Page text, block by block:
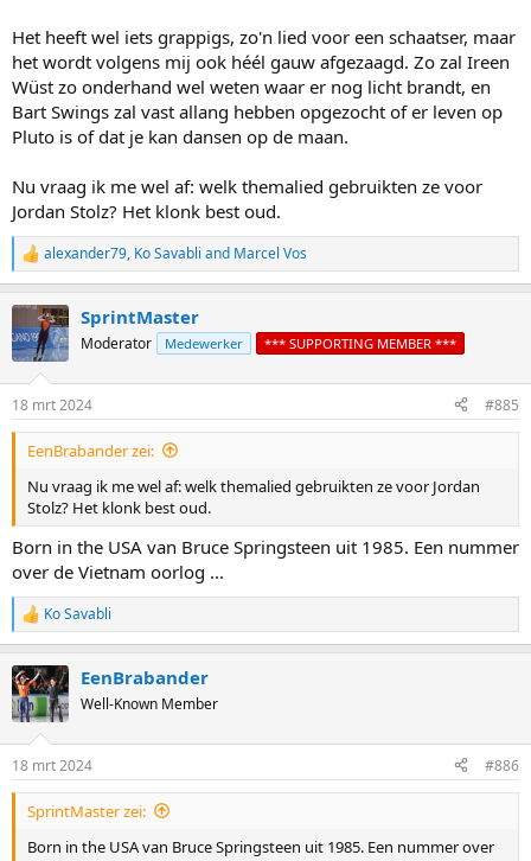
Het heeft wel iets grappigs, zo'n lied voor een schaatser, maar
het wordt volgens mij ook héél gauw afgezaagd. Zo zal Ireen
Wüst zo onderhand wel weten waar er nog licht brandt, en
Bart Swings zal vast allang hebben opgezocht of er leven op
Pluto is of dat je kan dansen op de maan.
Nu vraag ik me wel af: welk themalied gebruikten ze voor
Jordan Stolz? Het klonk best oud.
R
e
t
i
s
:
alexander79, Ko Savabli and Marcel Vos
SprintMaster
Moderator Medewerker *** SUPPORTING MEMBER ***
18 mrt 2024 #885
EenBrabander zei:
Nu vraag ik me wel af: welk themalied gebruikten ze voor Jordan
Stolz? Het klonk best oud.
Born in the USA van Bruce Springsteen uit 1985. Een nummer
over de Vietnam oorlog ...
R
e
c
t
i
s
:
Ko Savabli
EenBrabander
Well-Known Member
18 mrt 2024 #886
SprintMaster zei:
Born in the USA van Bruce Springsteen uit 1985. Een nummer over